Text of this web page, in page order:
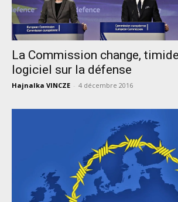
La Commission change,
logiciel sur la défense
Hajnalka VINCZE - 4 décembre 2016